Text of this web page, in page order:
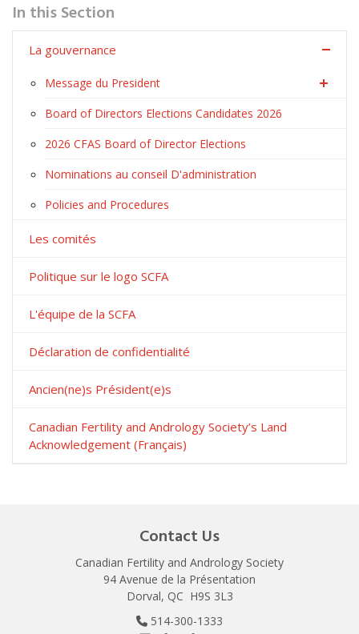
In this Section
La gouvernance
Message du President
Board of Directors Elections Candidates 2026
2026 CFAS Board of Director Elections
Nominations au conseil D'administration
Policies and Procedures
Les comités
Politique sur le logo SCFA
L'équipe de la SCFA
Déclaration de confidentialité
Ancien(ne)s Président(e)s
Canadian Fertility and Andrology Society’s Land
Acknowledgement (Français)
Contact Us
Canadian Fertility and Andrology Society
94 Avenue de la Présentation
Dorval, QC H9S 3L3
514-300-1333